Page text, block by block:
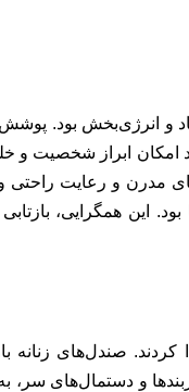
و انرژی‌بخش بود. پوشش
امکان ابراز شخصیت
مدرن و رعایت راحتی
این همگرایی، بازتابی
صندل‌های زنانه
و دستمال‌های سر،